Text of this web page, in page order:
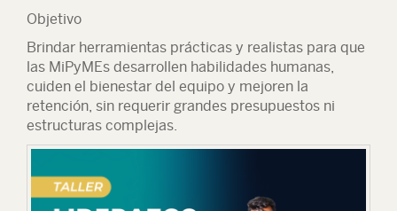
Objetivo
Brindar herramientas prácticas y realistas para que
las MiPyMEs desarrollen habilidades humanas,
cuiden el bienestar del equipo y mejoren la
retención, sin requerir grandes presupuestos ni
estructuras complejas.